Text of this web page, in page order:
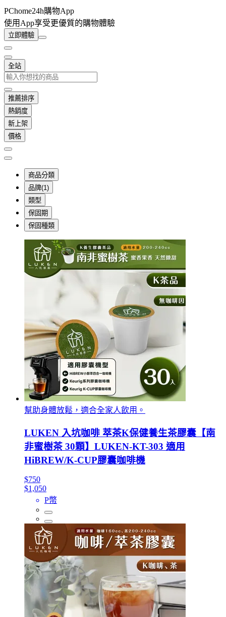
PChome24h購物App
使用App享受更優質的購物體驗
立即體驗
全站
推薦排序
熱銷度
新上架
價格
商品分類
品牌(1)
類型
保固期
保固種類
幫助身體放鬆，適合全家人飲用。
LUKEN 入坑咖啡 萃茶K保健養生茶膠囊【南
非蜜樹茶 30顆】LUKEN-KT-303 適用
HiBREW/K-CUP膠囊咖啡機
$750
$1,050
P幣